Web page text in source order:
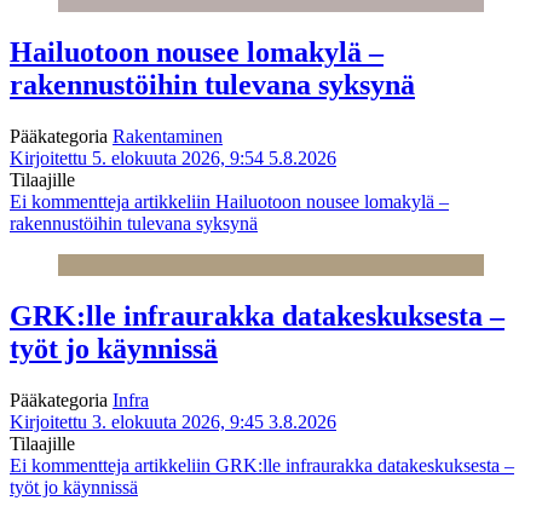
Hailuotoon nousee lomakylä –
rakennustöihin tulevana syksynä
Pääkategoria Rakentaminen
Kirjoitettu 5. elokuuta 2026, 9:54 5.8.2026
Tilaajille
Ei kommentteja artikkeliin Hailuotoon nousee lomakylä –
rakennustöihin tulevana syksynä
GRK:lle infraurakka datakeskuksesta –
työt jo käynnissä
Pääkategoria Infra
Kirjoitettu 3. elokuuta 2026, 9:45 3.8.2026
Tilaajille
Ei kommentteja artikkeliin GRK:lle infraurakka datakeskuksesta –
työt jo käynnissä